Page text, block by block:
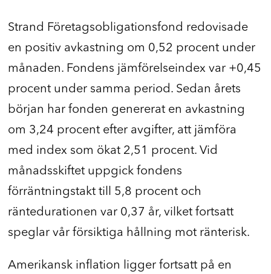
Strand Företagsobligationsfond redovisade
en positiv avkastning om 0,52 procent under
månaden. Fondens jämförelseindex var +0,45
procent under samma period. Sedan årets
början har fonden genererat en avkastning
om 3,24 procent efter avgifter, att jämföra
med index som ökat 2,51 procent. Vid
månadsskiftet uppgick fondens
förräntningstakt till 5,8 procent och
räntedurationen var 0,37 år, vilket fortsatt
speglar vår försiktiga hållning mot ränterisk.
Amerikansk inflation ligger fortsatt på en